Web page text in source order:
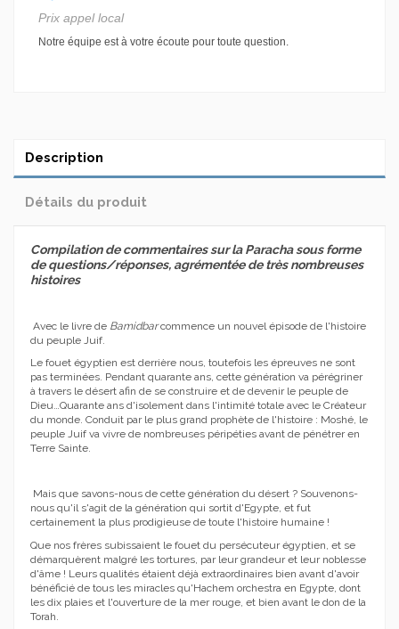
Prix appel local
Notre équipe est à votre écoute pour toute question.
Description
Détails du produit
Compilation de commentaires sur la Paracha sous forme
de questions/réponses, agrémentée de très nombreuses
histoires
Avec le livre de Bamidbarcommence un nouvel épisode de l'histoire
du peuple Juif.
Le fouet égyptien est derrière nous, toutefois les épreuves ne sont
pas terminées. Pendant quarante ans, cette génération va pérégriner
à travers le désert afin de se construire et de devenir le peuple de
Dieu…Quarante ans d'isolement dans l'intimité totale avec le Créateur
du monde. Conduit par le plus grand prophète de l'histoire : Moshé, le
peuple Juif va vivre de nombreuses péripéties avant de pénétrer en
Terre Sainte.
Mais que savons-nous de cette génération du désert ? Souvenons-
nous qu'il s'agit de la génération qui sortit d'Egypte, et fut
certainement la plus prodigieuse de toute l'histoire humaine !
Que nos frères subissaient le fouet du persécuteur égyptien, et se
démarquèrent malgré les tortures, par leur grandeur et leur noblesse
d'âme ! Leurs qualités étaient déjà extraordinaires bien avant d'avoir
bénéficié de tous les miracles qu'Hachem orchestra en Egypte, dont
les dix plaies et l'ouverture de la mer rouge, et bien avant le don de la
Torah.